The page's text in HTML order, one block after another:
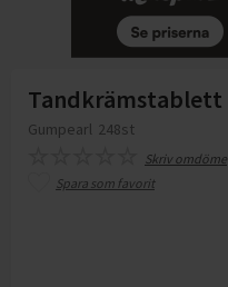
Tandkrämstablett
Gumpearl 248st
Skriv omdöme
Spara som favorit